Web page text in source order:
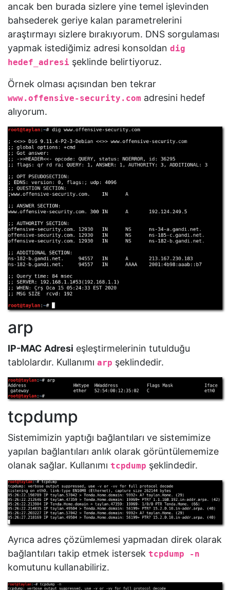
ancak ben burada sizlere yine temel işlevinden
bahsederek geriye kalan parametrelerini
araştırmayı sizlere bırakıyorum. DNS sorgulaması
yapmak istediğimiz adresi konsoldan dig
hedef_adresi şeklinde belirtiyoruz.
Örnek olması açısından ben tekrar
www.offensive-security.com adresini hedef
alıyorum.
arp
IP-MAC Adresi eşleştirmelerinin tutulduğu
tablolardır. Kullanımı arp şeklindedir.
tcpdump
Sistemimizin yaptığı bağlantıları ve sistemimize
yapılan bağlantıları anlık olarak görüntülememize
olanak sağlar. Kullanımı tcpdump şeklindedir.
Ayrıca adres çözümlemesi yapmadan direk olarak
bağlantıları takip etmek istersek tcpdump -n
komutunu kullanabiliriz.